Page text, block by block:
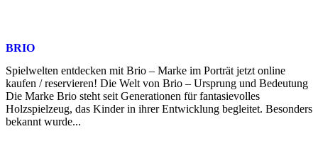
BRIO
Spielwelten entdecken mit Brio – Marke im Porträt jetzt online
kaufen / reservieren! Die Welt von Brio – Ursprung und Bedeutung
Die Marke Brio steht seit Generationen für fantasievolles
Holzspielzeug, das Kinder in ihrer Entwicklung begleitet. Besonders
bekannt wurde...